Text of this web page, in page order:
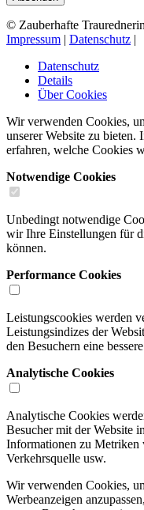
© Zauberhafte
Impressum | Datenschutz |
Datenschutz
Details
Über Cookies
Wir verwenden Cookies,
unserer Website zu bieten.
erfahren, welche Cookies
Notwendige Cookies
Unbedingt notwendige
wir Ihre Einstellungen für
können.
Performance Cookies
Leistungscookies werden
Leistungsindizes der
den Besuchern eine
Analytische Cookies
Analytische Cookies
Besucher mit der Website
Informationen zu Metriken
Verkehrsquelle usw.
Wir verwenden Cookies,
Werbeanzeigen